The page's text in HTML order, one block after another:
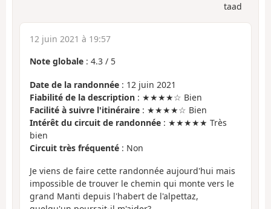
taad
12 juin 2021 à 19:57
Note globale : 4.3 / 5
Date de la randonnée : 12 juin 2021
Fiabilité de la description : ★★★★☆ Bien
Facilité à suivre l'itinéraire : ★★★★☆ Bien
Intérêt du circuit de randonnée : ★★★★★ Très
bien
Circuit très fréquenté : Non
Je viens de faire cette randonnée aujourd'hui mais
impossible de trouver le chemin qui monte vers le
grand Manti depuis l'habert de l'alpettaz,